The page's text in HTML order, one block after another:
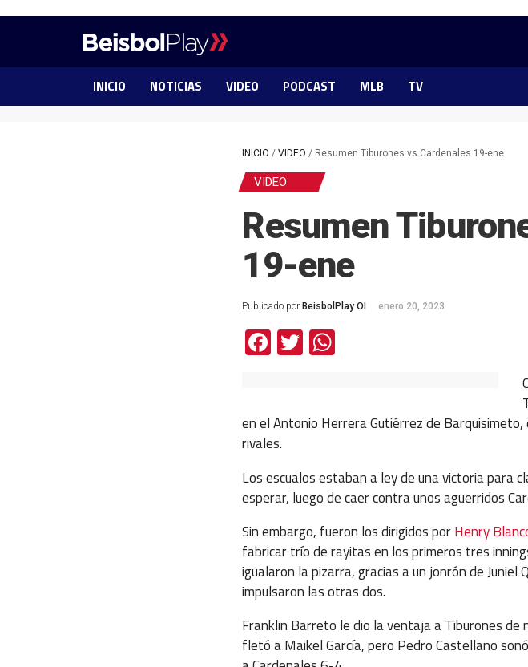
INICIO NOTICIAS VIDEO PODCAST MLB TV
INICIO /VIDEO / Resumen Tiburones vs Cardenales 19-ene
VIDEO
Resumen
19-ene
Publicado por BeisbolPlay OI enero 20, 2023
Facebook
Twitter
en el Antonio Herrera Gutiérrez de
rivales.
Los escualos estaban a ley de una victoria para
esperar, luego de caer contra unos aguerridos
Sin embargo, fueron los dirigidos porHenry
fabricar trío de rayitas en los primeros tres
igualaron la pizarra, gracias a un jonrón de
impulsaron las otras dos.
Franklin Barreto le dio la ventaja a Tiburones de
fletó a Maikel García, pero Pedro Castellano